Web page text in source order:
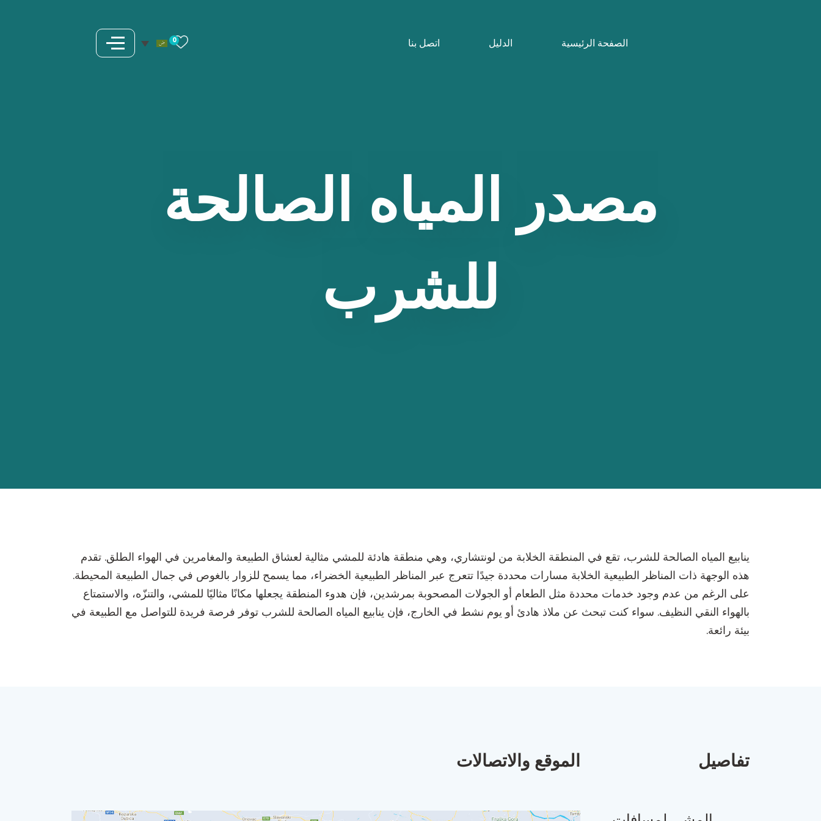
الصفحة الرئيسية الدليل اتصل بنا 0
مصدر المياه الصالحة
للشرب
ينابيع المياه الصالحة للشرب، تقع في المنطقة الخلابة من لونتشاري، وهي منطقة هادئة للمشي مثالية لعشاق الطبيعة والمغامرين في الهواء الطلق. تقدم
هذه الوجهة ذات المناظر الطبيعية الخلابة مسارات محددة جيدًا تتعرج عبر المناظر الطبيعية الخضراء، مما يسمح للزوار بالغوص في جمال الطبيعة المحيطة.
على الرغم من عدم وجود خدمات محددة مثل الطعام أو الجولات المصحوبة بمرشدين، فإن هدوء المنطقة يجعلها مكانًا مثاليًا للمشي، والتنزّه، والاستمتاع
بالهواء النقي النظيف. سواء كنت تبحث عن ملاذ هادئ أو يوم نشط في الخارج، فإن ينابيع المياه الصالحة للشرب توفر فرصة فريدة للتواصل مع الطبيعة في
بيئة رائعة.
تفاصيل الموقع والاتصالات